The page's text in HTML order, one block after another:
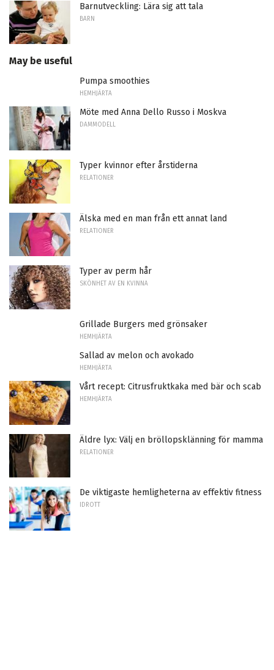
Barnutveckling: Lära sig att tala
BARN
May be useful
Pumpa smoothies
HEMHJÄRTA
Möte med Anna Dello Russo i Moskva
DAMMODELL
Typer kvinnor efter årstiderna
RELATIONER
Älska med en man från ett annat land
RELATIONER
Typer av perm hår
SKÖNHET AV EN KVINNA
Grillade Burgers med grönsaker
HEMHJÄRTA
Sallad av melon och avokado
HEMHJÄRTA
Vårt recept: Citrusfruktkaka med bär och scab
HEMHJÄRTA
Äldre lyx: Välj en bröllopsklänning för mamma
RELATIONER
De viktigaste hemligheterna av effektiv fitness
IDROTT